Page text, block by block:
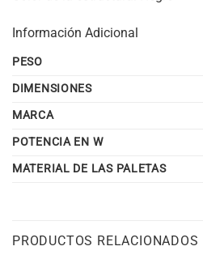
Información Adicional
PESO
DIMENSIONES
MARCA
POTENCIA EN W
MATERIAL DE LAS PALETAS
PRODUCTOS RELACIONADOS